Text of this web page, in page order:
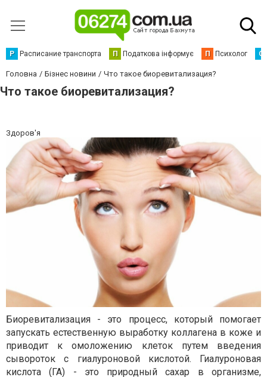
Р Расписание транспорта П Податкова інформує П Психолог С
Головна Бізнес новини Что такое биоревитализация?
Что такое биоревитализация?
Здоров'я
Биоревитализация - это процесс, который помогает
запускать естественную выработку коллагена в коже и
приводит к омоложению клеток путем введения
сывороток с гиалуроновой кислотой. Гиалуроновая
кислота (ГА) - это природный сахар в организме,